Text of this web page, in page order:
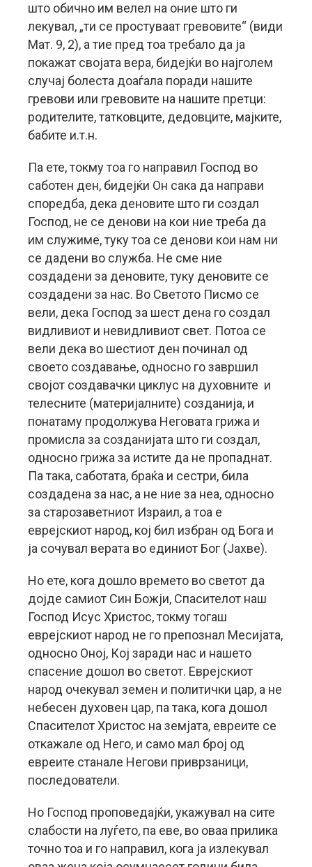
што обично им велел на оние што ги
лекувал, „ти се простуваат гревовите“ (види
Мат. 9, 2), а тие пред тоа требало да ја
покажат својата вера, бидејќи во најголем
случај болеста доаѓала поради нашите
гревови или гревовите на нашите претци:
родителите, татковците, дедовците, мајките,
бабите и.т.н.
Па ете, токму тоа го направил Господ во
саботен ден, бидејќи Он сака да направи
споредба, дека деновите што ги создал
Господ, не се денови на кои ние треба да
им служиме, туку тоа се денови кои нам ни
се дадени во служба. Не сме ние
создадени за деновите, туку деновите се
создадени за нас. Во Светото Писмо се
вели, дека Господ за шест дена го создал
видливиот и невидливиот свет. Потоа се
вели дека во шестиот ден починал од
своето создавање, односно го завршил
својот создавачки циклус на духовните и
телесните (материјалните) созданија, и
понатаму продолжува Неговата грижа и
промисла за созданијата што ги создал,
односно грижа за истите да не пропаднат.
Па така, саботата, браќа и сестри, била
создадена за нас, а не ние за неа, односно
за старозаветниот Израил, а тоа е
еврејскиот народ, кој бил избран од Бога и
ја сочувал верата во единиот Бог (Јахве).
Но ете, кога дошло времето во светот да
дојде самиот Син Божји, Спасителот наш
Господ Исус Христос, токму тогаш
еврејскиот народ не го препознал Месијата,
односно Оној, Кој заради нас и нашето
спасение дошол во светот. Еврејскиот
народ очекувал земен и политички цар, а не
небесен духовен цар, па така, кога дошол
Спасителот Христос на земјата, евреите се
откажале од Него, и само мал број од
евреите станале Негови приврзаници,
последователи.
Но Господ проповедајќи, укажувал на сите
слабости на луѓето, па еве, во оваа прилика
точно тоа и го направил, кога ја излекувал